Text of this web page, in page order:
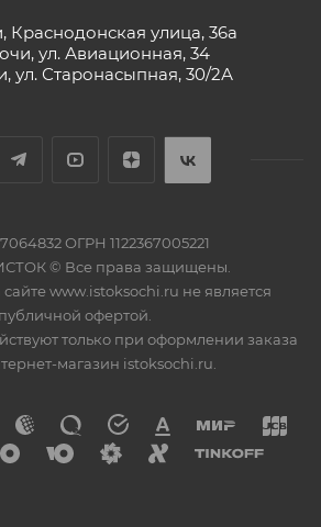
Краснодонская улица, 36а
ул. Авиационная, 34
ул. Старонасыпная, 30/2А
ОГРН 1122367005221
© Все права защищены.
www.istoksochi.ru не является
публичной офертой.
только при оформлении заказа
магазин istoksochi.ru.